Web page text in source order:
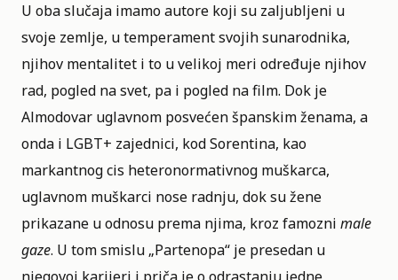
U oba slučaja imamo autore koji su zaljubljeni u
svoje zemlje, u temperament svojih sunarodnika,
njihov mentalitet i to u velikoj meri određuje njihov
rad, pogled na svet, pa i pogled na film. Dok je
Almodovar uglavnom posvećen španskim ženama, a
onda i LGBT+ zajednici, kod Sorentina, kao
markantnog cis heteronormativnog muškarca,
uglavnom muškarci nose radnju, dok su žene
prikazane u odnosu prema njima, kroz famozni male
gaze. U tom smislu „Partenopa“ je presedan u